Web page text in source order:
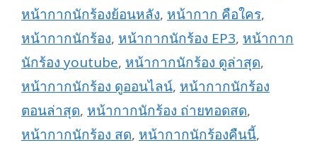
หน้ากากนักร้องย้อนหลัง, หน้ากาก คือใคร,
หน้ากากนักร้อง, หน้ากากนักร้อง EP3, หน้ากาก
นักร้อง youtube, หน้ากากนักร้อง ดูล่าสุด,
หน้ากากนักร้อง ดูออนไลน์, หน้ากากนักร้อง
ตอนล่าสุด, หน้ากากนักร้อง ถ่ายทอดสด,
หน้ากากนักร้อง สด, หน้ากากนักร้องคืนนี้,